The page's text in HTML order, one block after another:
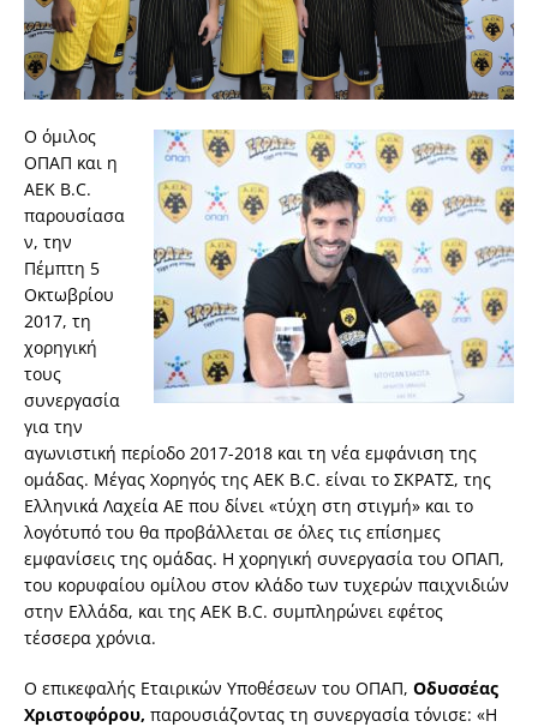
O όμιλος
ΟΠΑΠ και η
ΑΕΚ B.C.
παρουσίασα
ν, την
Πέμπτη 5
Οκτωβρίου
2017, τη
χορηγική
τους
συνεργασία
για την
αγωνιστική περίοδο 2017-2018 και τη νέα εμφάνιση της
ομάδας. Μέγας Χορηγός της ΑΕΚ B.C. είναι το ΣΚΡΑΤΣ, της
Ελληνικά Λαχεία ΑΕ που δίνει «τύχη στη στιγμή» και το
λογότυπό του θα προβάλλεται σε όλες τις επίσημες
εμφανίσεις της ομάδας. Η χορηγική συνεργασία του ΟΠΑΠ,
του κορυφαίου ομίλου στον κλάδο των τυχερών παιχνιδιών
στην Ελλάδα, και της ΑΕΚ B.C. συμπληρώνει εφέτος
τέσσερα χρόνια.
Ο επικεφαλής Εταιρικών Υποθέσεων του ΟΠΑΠ, Οδυσσέας
Χριστοφόρου, παρουσιάζοντας τη συνεργασία τόνισε: «Η